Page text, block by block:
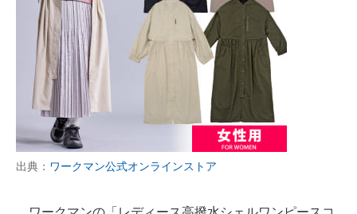
出典： ワークマン公式オンラインストア